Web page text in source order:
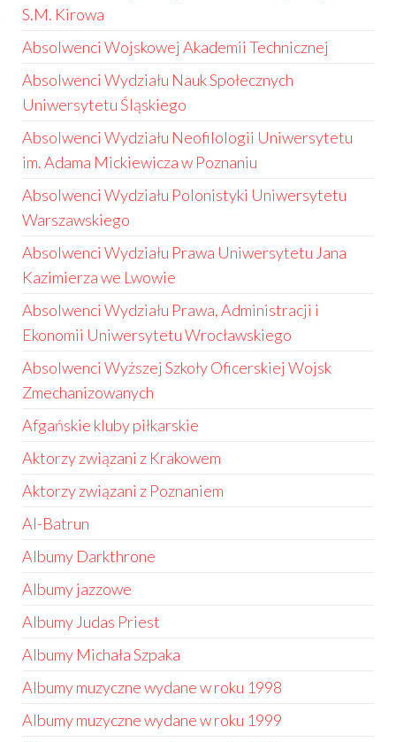
S.M. Kirowa
Absolwenci Wojskowej Akademii Technicznej
Absolwenci Wydziału Nauk Społecznych
Uniwersytetu Śląskiego
Absolwenci Wydziału Neofilologii Uniwersytetu
im. Adama Mickiewicza w Poznaniu
Absolwenci Wydziału Polonistyki Uniwersytetu
Warszawskiego
Absolwenci Wydziału Prawa Uniwersytetu Jana
Kazimierza we Lwowie
Absolwenci Wydziału Prawa, Administracji i
Ekonomii Uniwersytetu Wrocławskiego
Absolwenci Wyższej Szkoły Oficerskiej Wojsk
Zmechanizowanych
Afgańskie kluby piłkarskie
Aktorzy związani z Krakowem
Aktorzy związani z Poznaniem
Al-Batrun
Albumy Darkthrone
Albumy jazzowe
Albumy Judas Priest
Albumy Michała Szpaka
Albumy muzyczne wydane w roku 1998
Albumy muzyczne wydane w roku 1999